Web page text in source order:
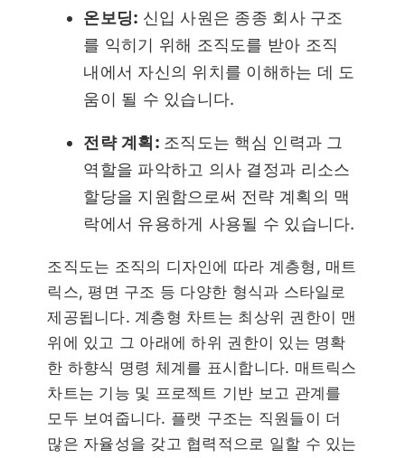
온보딩: 신입 사원은 종종 회사 구조
를 익히기 위해 조직도를 받아 조직
내에서 자신의 위치를 이해하는 데 도
움이 될 수 있습니다.
전략 계획:조직도는 핵심 인력과 그
역할을 파악하고 의사 결정과 리소스
할당을 지원함으로써 전략 계획의 맥
락에서 유용하게 사용될 수 있습니다.
조직도는 조직의 디자인에 따라 계층형, 매트
릭스, 평면 구조 등 다양한 형식과 스타일로
제공됩니다. 계층형 차트는 최상위 권한이 맨
위에 있고 그 아래에 하위 권한이 있는 명확
한 하향식 명령 체계를 표시합니다. 매트릭스
차트는 기능 및 프로젝트 기반 보고 관계를
모두 보여줍니다. 플랫 구조는 직원들이 더
많은 자율성을 갖고 협력적으로 일할 수 있는